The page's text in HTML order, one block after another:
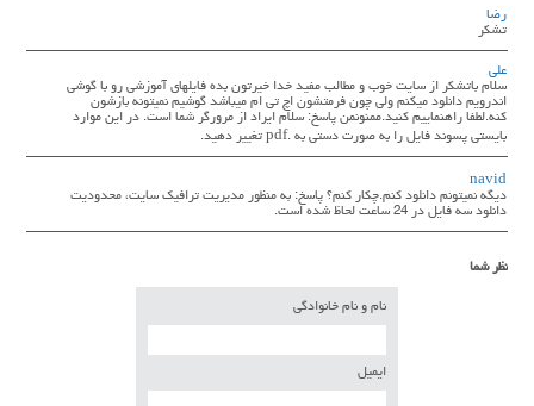
رضا
تشکر
علی
سلام باتشکر از سایت خوب و مطالب مفید خدا خیرتون بده فایلهای آموزشی رو با گوشی
اندرویم دانلود میکنم ولی چون فرمتشون اچ تی ام میباشد گوشیم نمیتونه بازشون
کنه.لطفا راهنماییم کنید.ممنونمن پاسخ: سلام ایراد از مرورگر شما است. در این موارد
بایستی پسوند فایل را به صورت دستی به .pdf تغییر دهید.
navid
دیگه نمیتونم دانلود کنم.چکار کنم؟ پاسخ: به منظور مدیریت ترافیک سایت، محدودیت
دانلود سه فایل در 24 ساعت لحاظ شده است.
نظر شما
نام و نام خانوادگی
ایمیل